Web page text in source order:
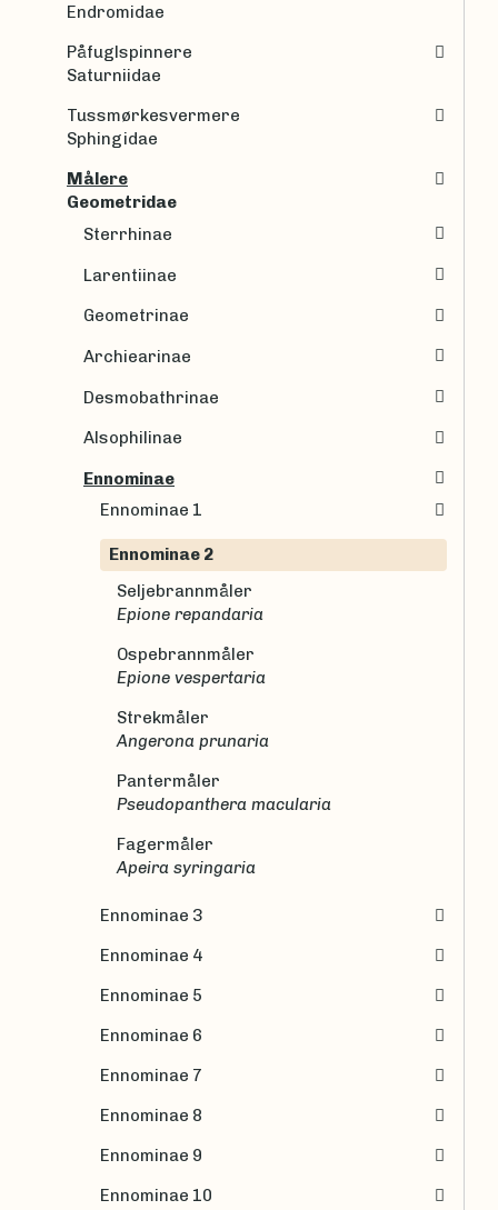
Endromidae
Påfuglspinnere
Saturniidae
Tussmørkesvermere
Sphingidae
Målere
Geometridae
Sterrhinae
Larentiinae
Geometrinae
Archiearinae
Desmobathrinae
Alsophilinae
Ennominae
Ennominae 1
Ennominae 2
Seljebrannmåler
Epione repandaria
Ospebrannmåler
Epione vespertaria
Strekmåler
Angerona prunaria
Pantermåler
Pseudopanthera macularia
Fagermåler
Apeira syringaria
Ennominae 3
Ennominae 4
Ennominae 5
Ennominae 6
Ennominae 7
Ennominae 8
Ennominae 9
Ennominae 10